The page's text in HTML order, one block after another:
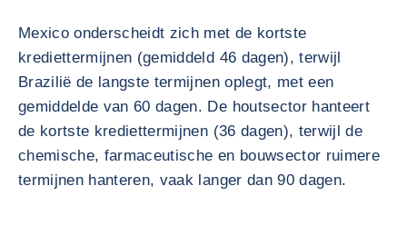
Mexico onderscheidt zich met de kortste
krediettermijnen (gemiddeld 46 dagen), terwijl
Brazilië de langste termijnen oplegt, met een
gemiddelde van 60 dagen. De houtsector hanteert
de kortste krediettermijnen (36 dagen), terwijl de
chemische, farmaceutische en bouwsector ruimere
termijnen hanteren, vaak langer dan 90 dagen.